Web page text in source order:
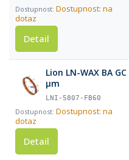
Dostupnost: na
dotaz
Detail
Lion LN-WAX BA
µm
LNI-5807-FB60
Dostupnost: na
dotaz
Detail